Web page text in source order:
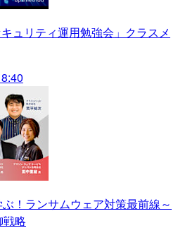
ュリティ運用勉強会」クラスメ
ぶ！ランサムウェア対策最前線～
略